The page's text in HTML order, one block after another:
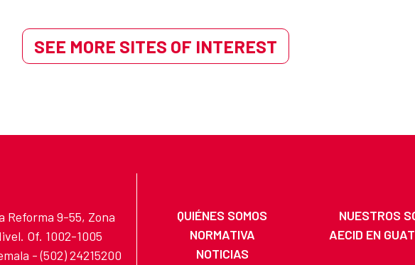
SEE MORE SITES OF INTEREST
Reforma 9-55, Zona
Of. 1002-1005
- (502) 24215200
QUIÉNES SOMOS NUESTROS
NORMATIVA
AECID EN
NOTICIAS